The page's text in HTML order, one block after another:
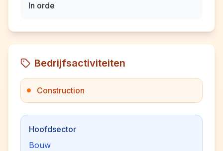
In orde
Bedrijfsactiviteiten
Construction
Hoofdsector
Bouw